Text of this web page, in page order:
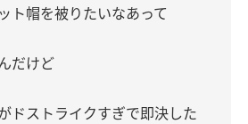
ト帽を被りたいなあって
だけど
ドストライクすぎで即決した